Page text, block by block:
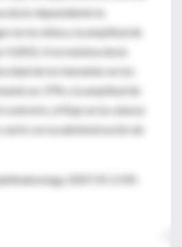
dosis dependiente la
en la retina y la amplitud de
A la máxima dosis
de los hematíes en los
un 37% y la amplitud de
contrario, el flujo en la cabeza
con la administración de
2007;91:1194-